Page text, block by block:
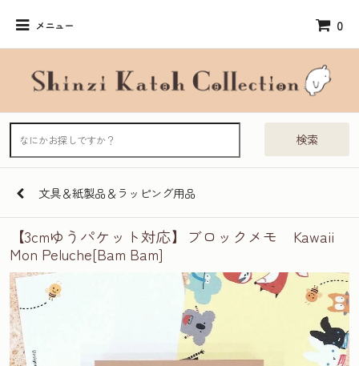
メニュー 0
検索
文具＆紙製品＆ラッピング用品
【3cmゆうパケット対応】ブロックメモ Kawaii
Mon Peluche[Bam Bam]